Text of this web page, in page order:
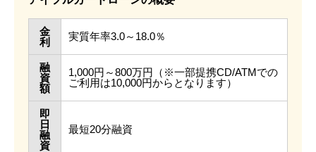
金
利
実質年率3.0～18.0％
融
資
額
1,000円～800万円（※一部提携CD/ATMでの
ご利用は10,000円からとなります）
即
日
融
資
最短20分融資